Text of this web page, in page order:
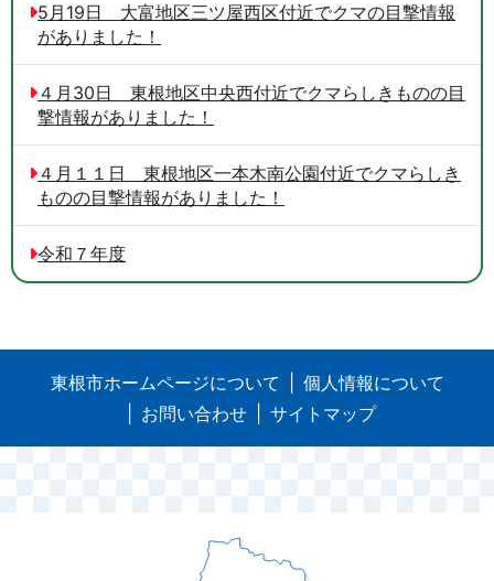
5月19日 大富地区三ツ屋西区付近でクマの目撃情報
がありました！
４月30日 東根地区中央西付近でクマらしきものの目
撃情報がありました！
４月１１日 東根地区一本木南公園付近でクマらしき
ものの目撃情報がありました！
令和７年度
東根市ホームページについて
個人情報について
お問い合わせ
サイトマップ